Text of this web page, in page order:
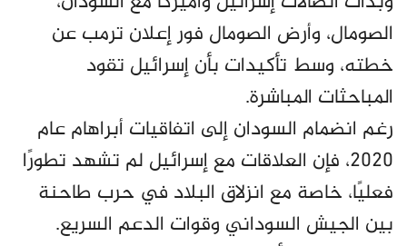
الصومال، وأرض الصومال فور إعلان ترمب عن
خطته، وسط تأكيدات بأن إسرائيل تقود
المباحثات المباشرة.
رغم انضمام السودان إلى اتفاقيات أبراهام عام
2020، فإن العلاقات مع إسرائيل لم تشهد تطورًا
فعليًا، خاصة مع انزلاق البلاد في حرب طاحنة
بين الجيش السوداني وقوات الدعم السريع.